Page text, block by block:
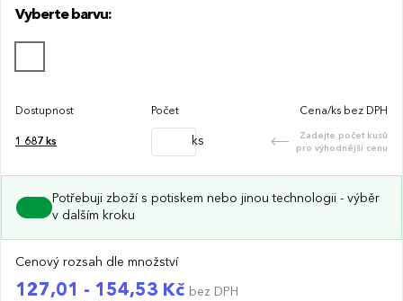
Vyberte barvu:
Dostupnost Počet Cena/ks bez DPH
1 687 ks ks
Zadejte počet kusů
pro výhodnější cenu
Potřebuji zboží s potiskem nebo jinou technologii - výběr
v dalším kroku
Cenový rozsah dle množství
127,01 - 154,53 Kč bez DPH